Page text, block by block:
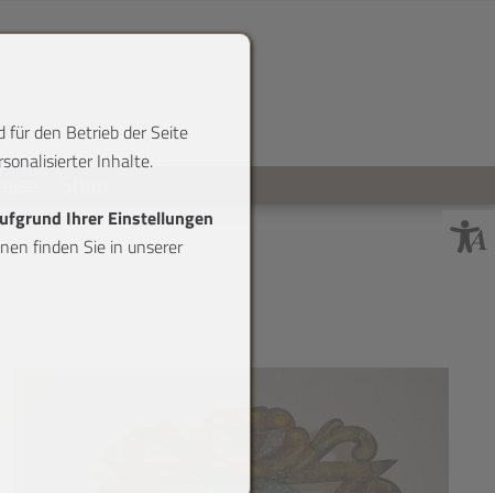
für den Betrieb der Seite
Inhalte.
Ihrer Einstellungen
finden Sie in unserer